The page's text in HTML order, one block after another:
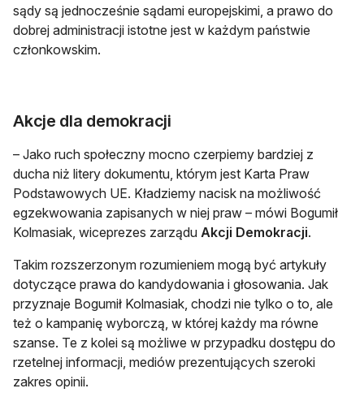
sądy są jednocześnie sądami europejskimi, a prawo do
dobrej administracji istotne jest w każdym państwie
członkowskim.
Akcje dla demokracji
– Jako ruch społeczny mocno czerpiemy bardziej z
ducha niż litery dokumentu, którym jest Karta Praw
Podstawowych UE. Kładziemy nacisk na możliwość
egzekwowania zapisanych w niej praw – mówi Bogumił
Kolmasiak, wiceprezes zarządu Akcji Demokracji.
Takim rozszerzonym rozumieniem mogą być artykuły
dotyczące prawa do kandydowania i głosowania. Jak
przyznaje Bogumił Kolmasiak, chodzi nie tylko o to, ale
też o kampanię wyborczą, w której każdy ma równe
szanse. Te z kolei są możliwe w przypadku dostępu do
rzetelnej informacji, mediów prezentujących szeroki
zakres opinii.